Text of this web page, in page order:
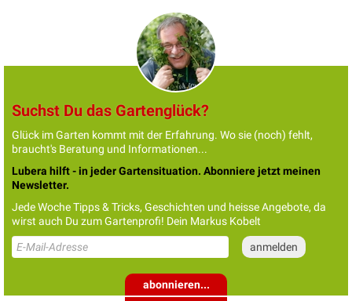
Suchst Du das Gartenglück?
Glück im Garten kommt mit der Erfahrung. Wo sie (noch) fehlt,
braucht's Beratung und Informationen...
Lubera hilft - in jeder Gartensituation. Abonniere jetzt meinen
Newsletter.
Jede Woche Tipps & Tricks, Geschichten und heisse Angebote, da
wirst auch Du zum Gartenprofi! Dein Markus Kobelt
abonnieren...